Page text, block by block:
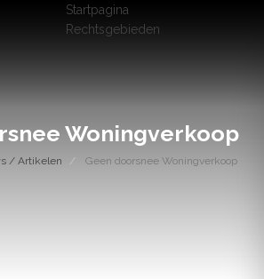
Startpagina
Rechtsgebieden
Woningverkoop
/ Artikelen Geen doorsnee Woningverkoop